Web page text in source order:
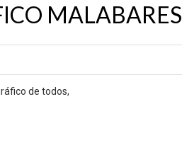
MALABARES
de todos,